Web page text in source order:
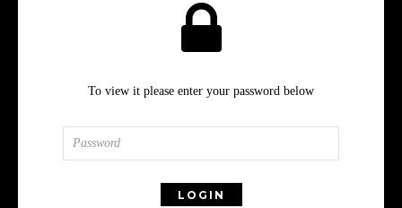
To view it please enter your password below